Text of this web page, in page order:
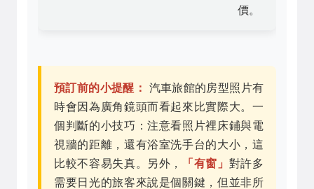
價。
預訂前的小提醒：
汽車旅館的房型照片有
時會因為廣角鏡頭而看起來比實際大。一
個判斷的小技巧：注意看照片裡床鋪與電
視牆的距離，還有浴室洗手台的大小，這
比較不容易失真。另外，
「有窗」 對許多
需要日光的旅客來說是個關鍵，但並非所